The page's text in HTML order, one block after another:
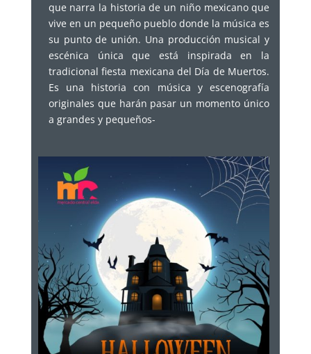
que narra la historia de un niño mexicano que
vive en un pequeño pueblo donde la música es
su punto de unión. Una producción musical y
escénica única que está inspirada en la
tradicional fiesta mexicana del Día de Muertos.
Es una historia con música y escenografía
originales que harán pasar un momento único
a grandes y pequeños-